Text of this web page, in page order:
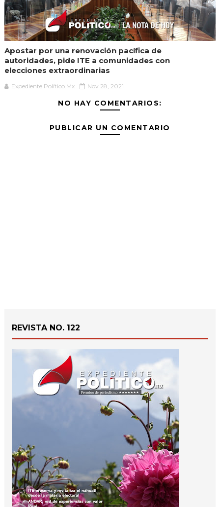
Apostar por una renovación pacífica de
autoridades, pide ITE a comunidades con
elecciones extraordinarias
Expediente Político.Mx Nov 28, 2021
NO HAY COMENTARIOS:
PUBLICAR UN COMENTARIO
REVISTA NO. 122